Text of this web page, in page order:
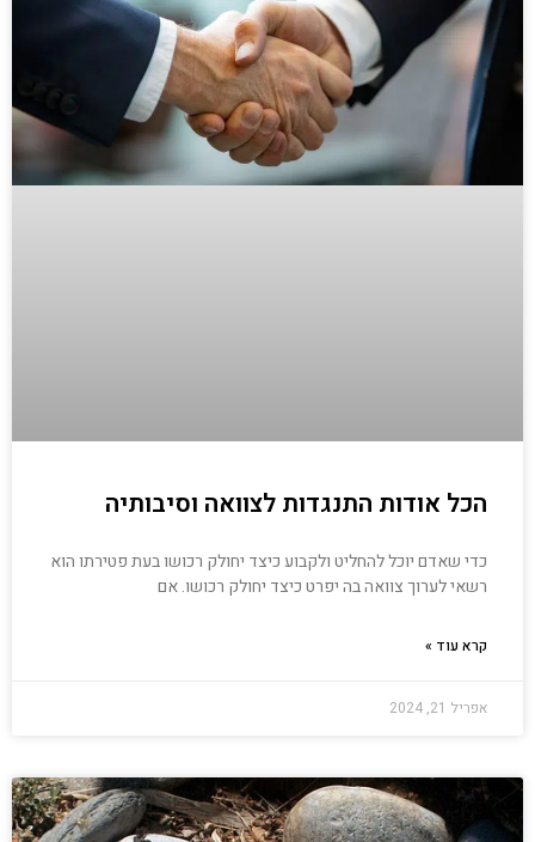
הכל אודות התנגדות לצוואה וסיבותיה
כדי שאדם יוכל להחליט ולקבוע כיצד יחולק רכושו בעת פטירתו הוא
רשאי לערוך צוואה בה יפרט כיצד יחולק רכושו. אם
קרא עוד »
אפריל 21, 2024